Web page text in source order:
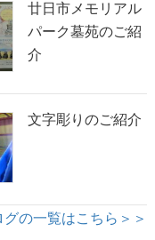
廿日市メモリアル
パーク墓苑のご紹
介
文字彫りのご紹介
グの一覧はこちら＞＞